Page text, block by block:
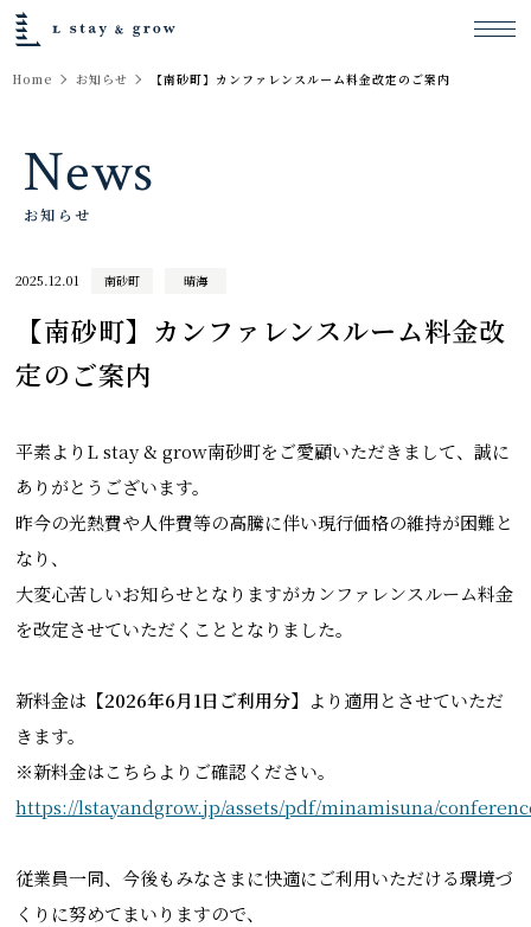
Home お知らせ 【南砂町】カンファレンスルーム料金改定のご案内
News
お知らせ
2025.12.01 南砂町 晴海
【南砂町】カンファレンスルーム料金改
定のご案内
平素よりL stay & grow南砂町をご愛顧いただきまして、誠に
ありがとうございます。
昨今の光熱費や人件費等の高騰に伴い現行価格の維持が困難と
なり、
大変心苦しいお知らせとなりますがカンファレンスルーム料金
を改定させていただくこととなりました。
新料金は 【2026年6月1日ご利用分】 より適用とさせていただ
きます。
※新料金はこちらよりご確認ください。
https://lstayandgrow.jp/assets/pdf/minamisuna/
従業員一同、今後もみなさまに快適にご利用いただける環境づ
くりに努めてまいりますので、